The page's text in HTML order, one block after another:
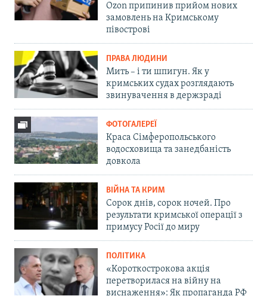
Ozon припинив прийом нових
замовлень на Кримському
півострові
ПРАВА ЛЮДИНИ
Мить – і ти шпигун. Як у
кримських судах розглядають
звинувачення в держзраді
ФОТОГАЛЕРЕЇ
Краса Сімферопольського
водосховища та занедбаність
довкола
ВІЙНА ТА КРИМ
Сорок днів, сорок ночей. Про
результати кримської операції з
примусу Росії до миру
ПОЛІТИКА
«Короткострокова акція
перетворилася на війну на
виснаження»: Як пропаганда РФ